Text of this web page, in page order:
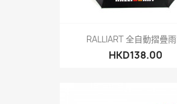
RALLIART 全自動摺疊
HKD138.00